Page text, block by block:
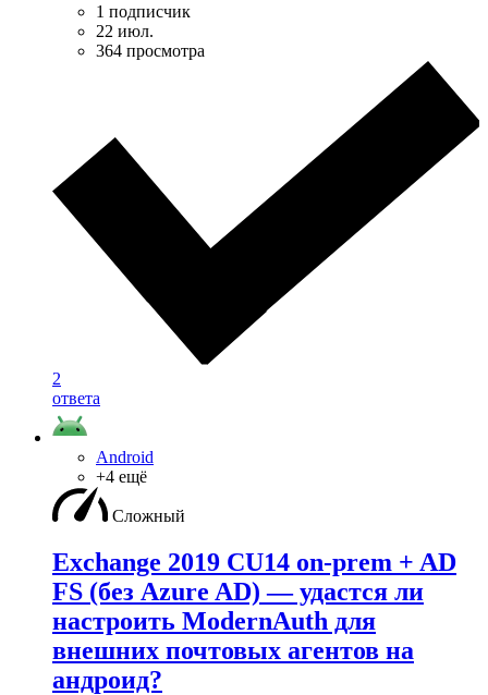
1 подписчик
22 июл.
364 просмотра
2
ответа
Android
+4 ещё
Сложный
Exchange 2019 CU14 on-prem + AD
FS (без Azure AD) — удаcтся ли
настроить ModernAuth для
внешних почтовых агентов на
андроид?